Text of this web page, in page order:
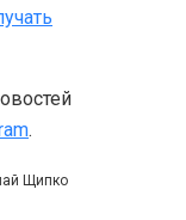
.
Щипко